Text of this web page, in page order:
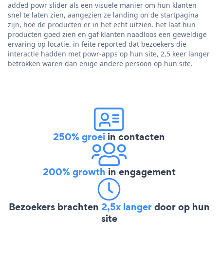
added powr slider als een visuele manier om hun klanten
snel te laten zien, aangezien ze landing on de startpagina
zijn, hoe de producten er in het echt uitzien. het laat hun
producten goed zien en gaf klanten naadloos een geweldige
ervaring op locatie. in feite reported dat bezoekers die
interactie hadden met powr-apps op hun site, 2,5 keer langer
betrokken waren dan enige andere persoon op hun site.
250% groei in contacten
200% growth in engagement
Bezoekers brachten 2,5x langerdoor op hun
site